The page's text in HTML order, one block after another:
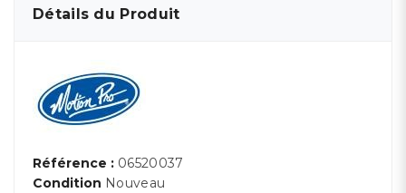
Détails du Produit
Référence : 06520037
Condition Nouveau